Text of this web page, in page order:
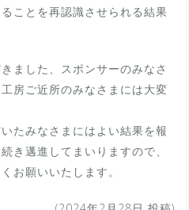
ことを再認識させられる結果
ました、スポンサーのみなさ
房ご近所のみなさまには大変
たみなさまにはよい結果を報
き邁進してまいりますので、
お願いいたします。